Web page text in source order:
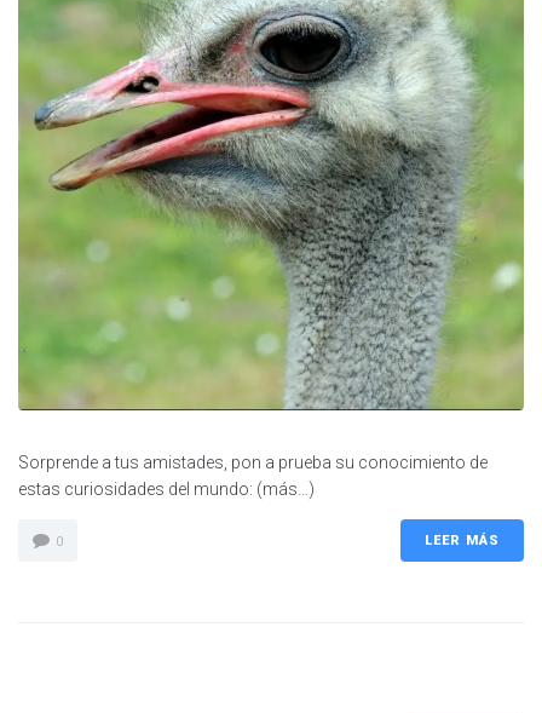
Sorprende a tus amistades, pon a prueba su conocimiento de
estas curiosidades del mundo: (más…)
0 LEER MÁS